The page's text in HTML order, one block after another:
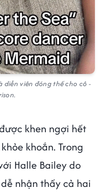
diễn viên đóng thế cho cô -
khen ngợi hết
khoắn. Trong
Halle Bailey do
nhận thấy cả hai